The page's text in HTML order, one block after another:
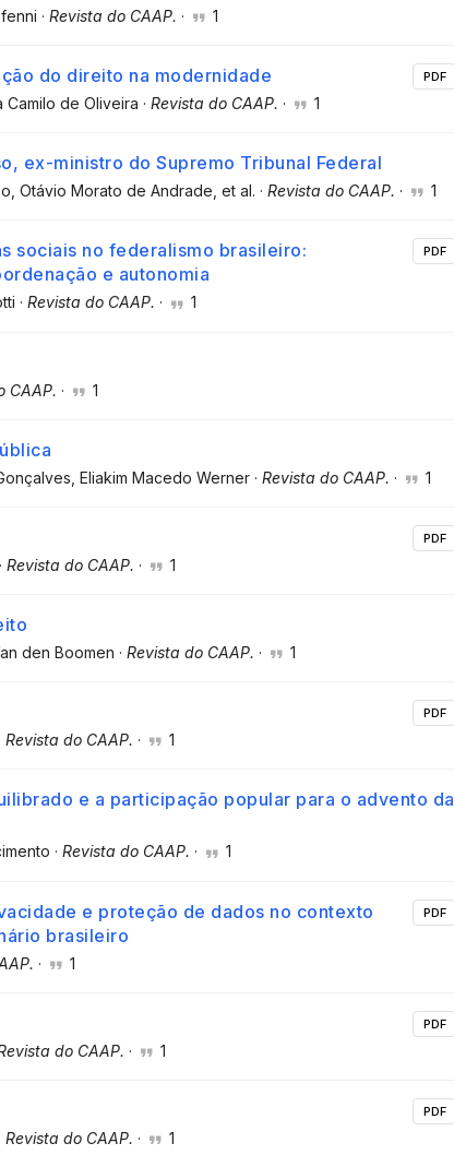
· Revista do CAAP. · 1
do direito na modernidade
Camilo de Oliveira · Revista do CAAP. · 1
PDF
ex-ministro do Supremo Tribunal Federal
, Otávio Morato de Andrade , et al. · Revista do CAAP. · 1
sociais no federalismo brasileiro:
e autonomia
· Revista do CAAP. · 1
PDF
CAAP. · 1
, Eliakim Macedo Werner · Revista do CAAP. · 1
· Revista do CAAP. · 1
PDF
den Boomen · Revista do CAAP. · 1
Revista do CAAP. · 1
PDF
e a participação popular para o advento da
· Revista do CAAP. · 1
e proteção de dados no contexto
brasileiro
· 1
PDF
do CAAP. · 1
PDF
Revista do CAAP. · 1
PDF